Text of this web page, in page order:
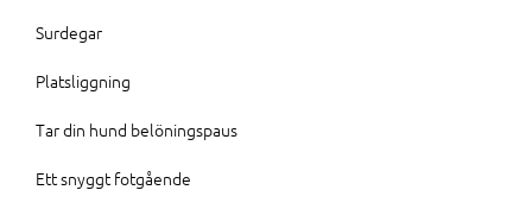
Surdegar
Platsliggning
Tar din hund belöningspaus
Ett snyggt fotgående